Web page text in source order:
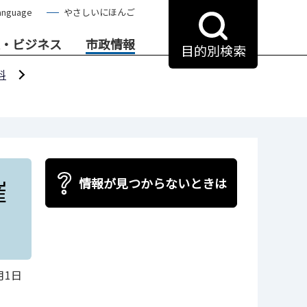
やさしいにほんご
ビジネス 市政情報 目的別検索
1日
情報が見つからないときは